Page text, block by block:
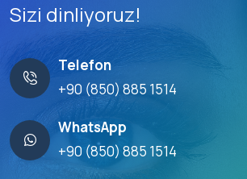
Sizi dinliyoruz!
Telefon
+90 (850) 885 1514
WhatsApp
+90 (850) 885 1514